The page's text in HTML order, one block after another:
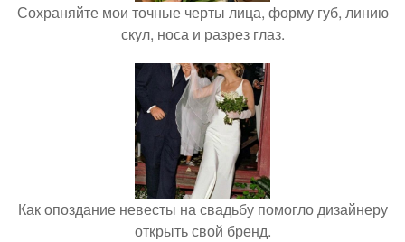
Сохраняйте мои точные черты лица, форму губ, линию
скул, носа и разрез глаз.
Как опоздание невесты на свадьбу помогло дизайнеру
открыть свой бренд.